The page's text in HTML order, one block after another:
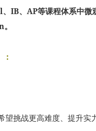
IB、AP等课程体系中微
挑战更高难度、提升实力